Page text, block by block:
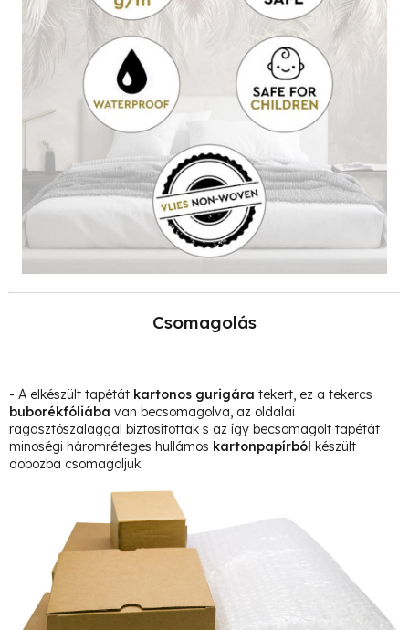
Csomagolás
- A elkészült tapétát kartonos gurigára tekert, ez a tekercs
buborékfóliába van becsomagolva, az oldalai
ragasztószalaggal biztosítottak s az így becsomagolt tapétát
minoségi háromréteges hullámos kartonpapírból készült
dobozba csomagoljuk.